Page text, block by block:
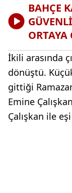
BAHÇE
İkili arasında
dönüştü.
gittiği
Emine
Çalışkan ile